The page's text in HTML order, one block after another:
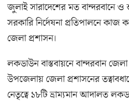
জুলাই সারাদেশের মত
সরকারি নির্দেষনা প্রতিপালনে কাজ
জেলা প্রশাসন।
লকডাউন বাস্তবায়নে বান্দরবান
উপজেলায় জেলা প্রশাসনের
নেতৃত্বে ১৮টি ভ্রাম্যমান আদালত